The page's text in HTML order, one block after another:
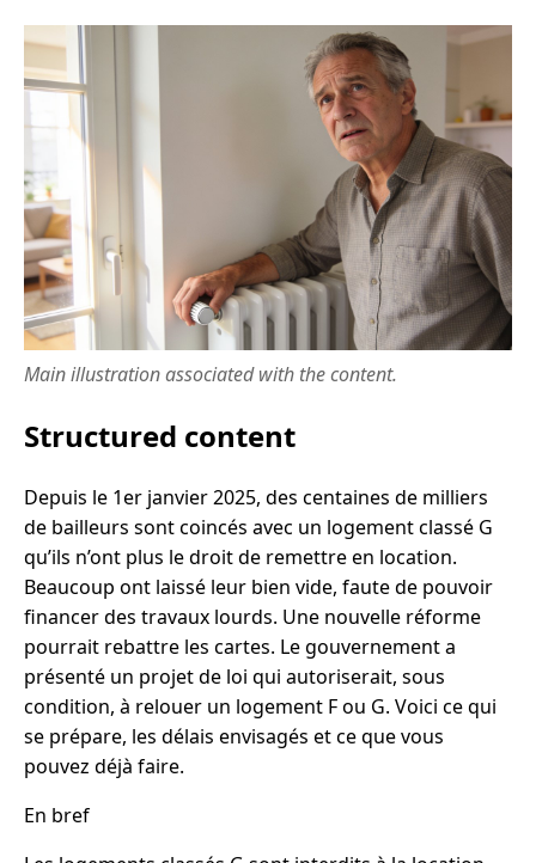
Main illustration associated with the content.
Structured content
Depuis le 1er janvier 2025, des centaines de milliers
de bailleurs sont coincés avec un logement classé G
qu’ils n’ont plus le droit de remettre en location.
Beaucoup ont laissé leur bien vide, faute de pouvoir
financer des travaux lourds. Une nouvelle réforme
pourrait rebattre les cartes. Le gouvernement a
présenté un projet de loi qui autoriserait, sous
condition, à relouer un logement F ou G. Voici ce qui
se prépare, les délais envisagés et ce que vous
pouvez déjà faire.
En bref